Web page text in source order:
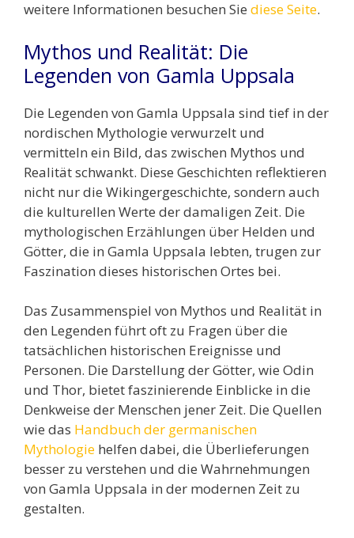
weitere Informationen besuchen Sie diese Seite.
Mythos und Realität: Die
Legenden von Gamla Uppsala
Die Legenden von Gamla Uppsala sind tief in der
nordischen Mythologie verwurzelt und
vermitteln ein Bild, das zwischen Mythos und
Realität schwankt. Diese Geschichten reflektieren
nicht nur die Wikingergeschichte, sondern auch
die kulturellen Werte der damaligen Zeit. Die
mythologischen Erzählungen über Helden und
Götter, die in Gamla Uppsala lebten, trugen zur
Faszination dieses historischen Ortes bei.
Das Zusammenspiel von Mythos und Realität in
den Legenden führt oft zu Fragen über die
tatsächlichen historischen Ereignisse und
Personen. Die Darstellung der Götter, wie Odin
und Thor, bietet faszinierende Einblicke in die
Denkweise der Menschen jener Zeit. Die Quellen
wie das Handbuch der germanischen
Mythologie helfen dabei, die Überlieferungen
besser zu verstehen und die Wahrnehmungen
von Gamla Uppsala in der modernen Zeit zu
gestalten.